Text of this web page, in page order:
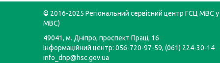
© 2016-2025 Регіональний сервісний центр ГСЦ МВС у
МВС)
49041, м. Дніпро, проспект Праці, 16
Інформаційний центр: 056-720-97-59, (061) 224-30-14
info_dnp@hsc.gov.ua